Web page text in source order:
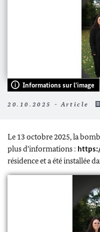
Informations sur l'image
20.10.2025 - Article
Le 13 octobre 2025, la
plus d'informations :
résidence et a été installée